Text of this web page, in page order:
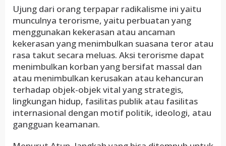
Ujung dari orang terpapar radikalisme ini yaitu
munculnya terorisme, yaitu perbuatan yang
menggunakan kekerasan atau ancaman
kekerasan yang menimbulkan suasana teror atau
rasa takut secara meluas. Aksi terorisme dapat
menimbulkan korban yang bersifat massal dan
atau menimbulkan kerusakan atau kehancuran
terhadap objek-objek vital yang strategis,
lingkungan hidup, fasilitas publik atau fasilitas
internasional dengan motif politik, ideologi, atau
gangguan keamanan.